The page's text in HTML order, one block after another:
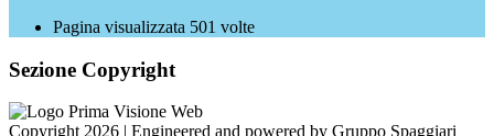
Pagina visualizzata 501 volte
Sezione Copyright
Copyright 2026 | Engineered and powered by Gruppo Spaggiari